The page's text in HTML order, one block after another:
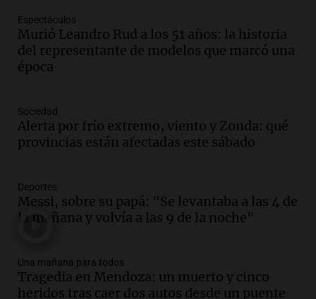
Episodios
Audio.Casabindo se prepara para una
celebración única: 30.000 turistas y el
Episodios
Audio. Borges, abogada de Pourrain:
"Tres hombres se lo llevaron para
Episodios
Audio.Voluntarios limpiaron 9.000
Una mañana para todos
Episodios
Espectáculos
Murió Leandro Rud a los 51 años: la historia
del representante de modelos que marcó una
época
Sociedad
Alerta por frío extremo, viento y Zonda: qué
provincias están afectadas este sábado
Deportes
Messi, sobre su papá: "Se levantaba a las 4 de
la mañana y volvía a las 9 de la noche"
Una mañana para todos
Tragedia en Mendoza: un muerto y cinco
heridos tras caer dos autos desde un puente